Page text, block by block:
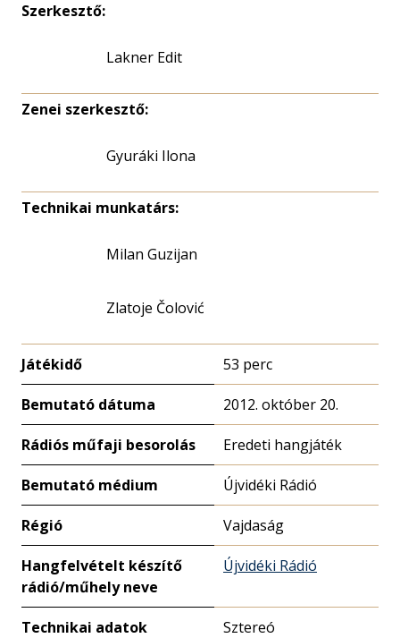
Szerkesztő:
Lakner Edit
Zenei szerkesztő:
Gyuráki Ilona
Technikai munkatárs:
Milan Guzijan
Zlatoje Čolović
Játékidő 53 perc
Bemutató dátuma 2012. október 20.
Rádiós műfaji besorolás Eredeti hangjáték
Bemutató médium Újvidéki Rádió
Régió Vajdaság
Hangfelvételt készítő
rádió/műhely neve
Újvidéki Rádió
Technikai adatok Sztereó